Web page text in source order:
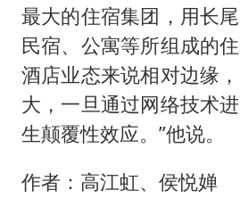
最大的住宿集团，用长
民宿、公寓等所组成的
酒店业态来说相对边缘
大，一旦通过网络技术
生颠覆性效应。”他说。
作者：高江虹、侯悦婵